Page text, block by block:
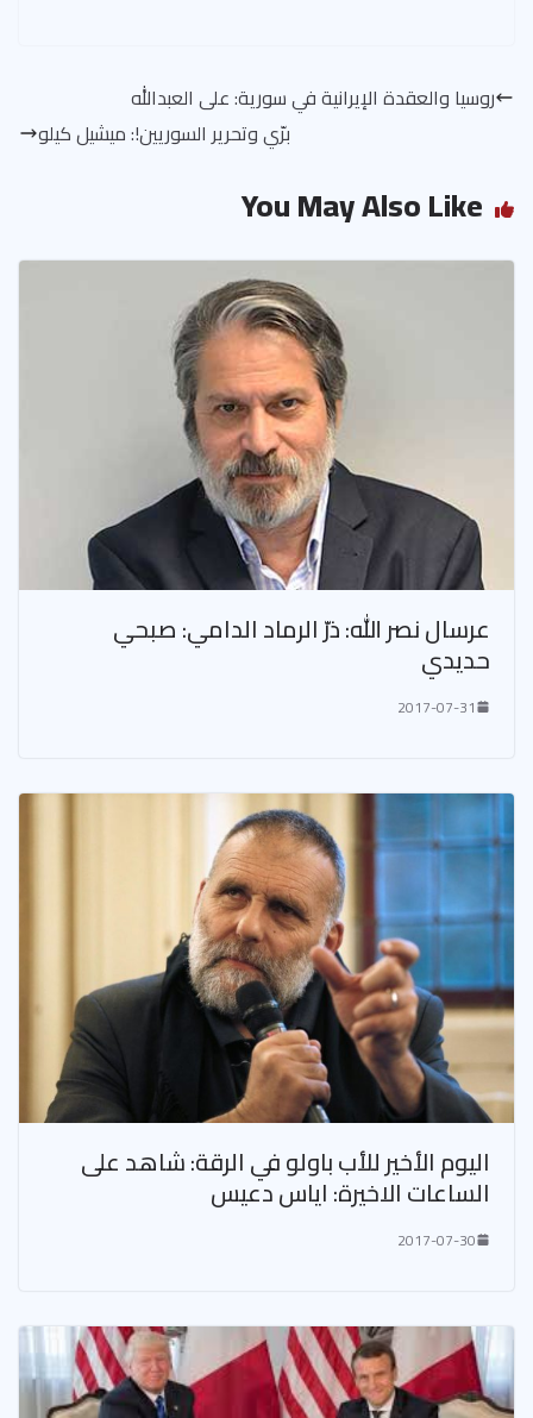
روسيا والعقدة الإيرانية في سورية: على العبدالله
برّي وتحرير السوريين!: ميشيل كيلو
You May Also Like
عرسال نصر الله: ذرّ الرماد الدامي: صبحي
حديدي
2017-07-31
اليوم الأخير للأب باولو في الرقة: شاهد على
الساعات الاخيرة: اياس دعيس
2017-07-30